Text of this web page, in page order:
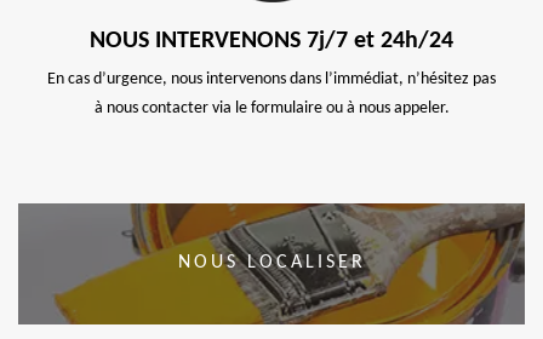
NOUS INTERVENONS 7j/7 et 24h/24
En cas d’urgence, nous intervenons dans l’immédiat, n’hésitez pas
à nous contacter via le formulaire ou à nous appeler.
NOUS LOCALISER